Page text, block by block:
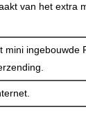
van het extra
ingebouwde